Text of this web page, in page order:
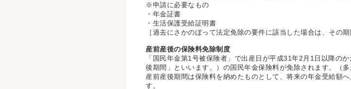
※申請に必要なもの
・年金証書
・生活保護受給証明書
［過去にさかのぼって法定免除の要件に該当した場合は、その
産前産後の保険料免除制度
「国民年金第1号被保険者」で出産日が平成31年2月1日以降の
後期間」といいます。）の国民年金保険料が免除されます。（
産前産後期間は保険料を納めたものとして、将来の年金受給額
す。